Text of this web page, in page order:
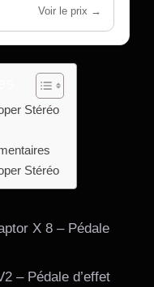
Voir le prix →
Stéréo
Stéréo
X 8 – Pédale
– Pédale d’effet